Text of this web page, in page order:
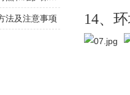
14、
法及注意事项